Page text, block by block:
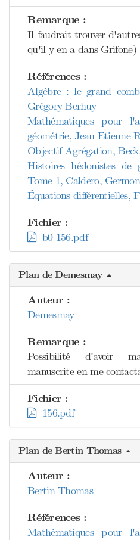
Remarque :
Il faudrait trouver
qu'il y en a dans Grifone)
Références :
Algèbre : le grand
Grégory Berhuy
Mathématiques pour
géométrie, Jean Etienne
Objectif Agrégation,
Histoires hédonistes de
Tome 1, Caldero,
Équations différentielles,
Fichier :
b0 156.pdf
Plan de Demesmay
Auteur :
Demesmay
Remarque :
Possibilité d'avoir
manuscrite en me
Fichier :
156.pdf
Plan de Bertin Thomas
Auteur :
Bertin Thomas
Références :
Mathématiques pour